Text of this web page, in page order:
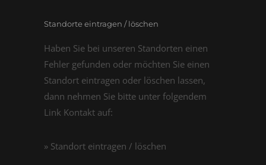
Standorte eintragen / löschen
Haben Sie bei unseren Standorten einen
Fehler gefunden oder möchten Sie einen
Standort eintragen oder löschen lassen,
dann nehmen Sie bitte unter folgendem
Link Kontakt auf:
» Standort eintragen / löschen